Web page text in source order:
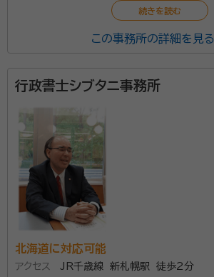
この事務所の詳細を見る
行政書士シブタニ事務所
北海道に対応可能
アクセス
JR千歳線 新札幌駅 徒歩2分